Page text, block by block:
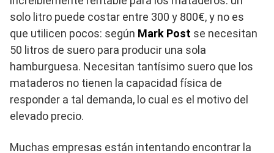
solo litro puede costar entre 300 y 800€, y no es
que utilicen pocos: según Mark Post se necesitan
50 litros de suero para producir una sola
hamburguesa. Necesitan tantísimo suero que los
mataderos no tienen la capacidad física de
responder a tal demanda, lo cual es el motivo del
elevado precio.
Muchas empresas están intentando encontrar la